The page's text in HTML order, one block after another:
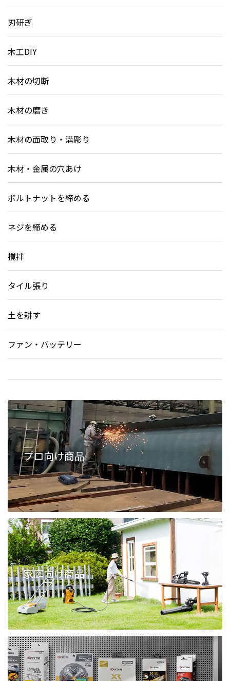
刃研ぎ
木工DIY
木材の切断
木材の磨き
木材の面取り・溝彫り
木材・金属の穴あけ
ボルトナットを締める
ネジを締める
撹拌
タイル張り
土を耕す
ファン・バッテリー
プロ向け商品
家庭向け商品